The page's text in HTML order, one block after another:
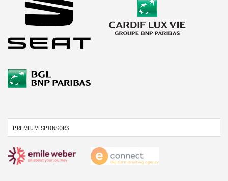
PREMIUM SPONSORS